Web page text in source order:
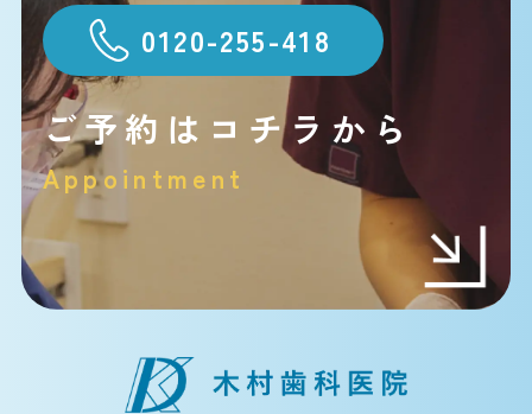
0120-255-418
ご予約はコチラから
Appointment